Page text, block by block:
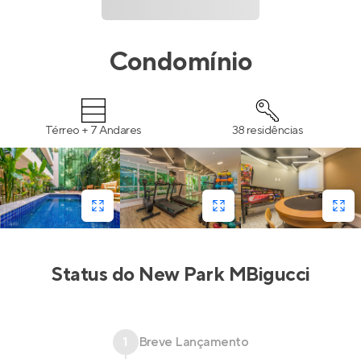
Condomínio
Térreo + 7 Andares 38 residências
Status do New Park MBigucci
1 Breve Lançamento